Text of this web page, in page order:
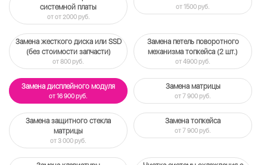
системной платы
от от 2000 руб.
от 1500 руб.
Замена жесткого диска или SSD
(без стоимости запчасти)
от 800 руб.
Замена петель поворотного
механизма топкейса (2 шт.)
от 4900 руб.
Замена дисплейного модуля
от 16 900 руб.
Замена матрицы
от 7 900 руб.
Замена защитного стекла
матрицы
от 3 000 руб.
Замена топкейса
от 7 900 руб.